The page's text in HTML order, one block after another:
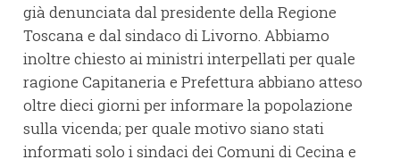
già denunciata dal presidente della Regione
Toscana e dal sindaco di Livorno. Abbiamo
inoltre chiesto ai ministri interpellati per quale
ragione Capitaneria e Prefettura abbiano atteso
oltre dieci giorni per informare la popolazione
sulla vicenda; per quale motivo siano stati
informati solo i sindaci dei Comuni di Cecina e